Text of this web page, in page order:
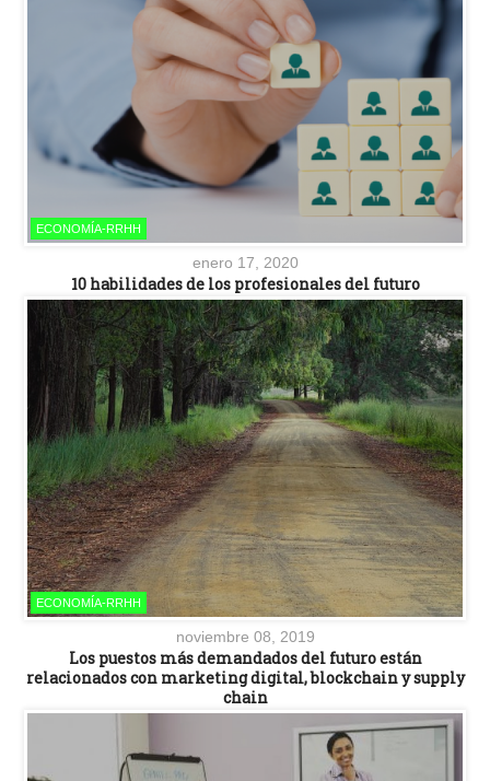
ECONOMÍA-RRHH
enero 17, 2020
10 habilidades de los profesionales del futuro
ECONOMÍA-RRHH
noviembre 08, 2019
Los puestos más demandados del futuro están
relacionados con marketing digital, blockchain y supply
chain